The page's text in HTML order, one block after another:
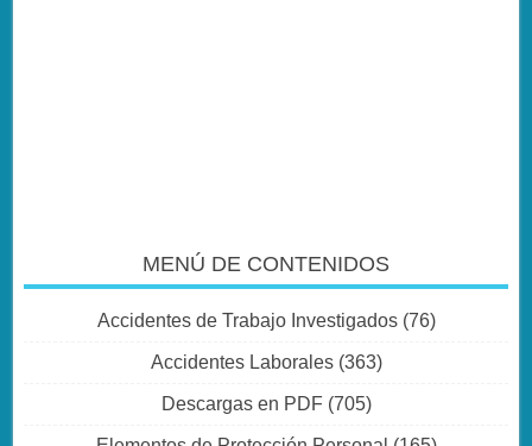
MENÚ DE CONTENIDOS
Accidentes de Trabajo Investigados(76)
Accidentes Laborales(363)
Descargas en PDF (705)